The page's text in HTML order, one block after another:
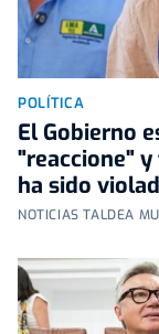
POLÍTICA
El Gobierno
"reaccione"
ha sido
NOTICIAS TALDEA